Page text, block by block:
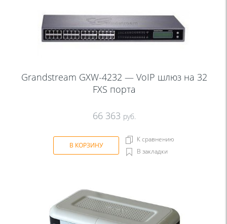
Grandstream GXW-4232 — VoIP шлюз на 32
FXS порта
66 363 руб.
В КОРЗИНУ
К сравнению
В закладки